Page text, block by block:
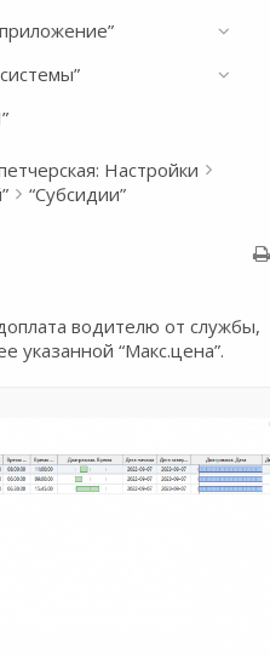
Настройки
“Субсидии”
водителю от службы,
указанной “Макс.цена”.